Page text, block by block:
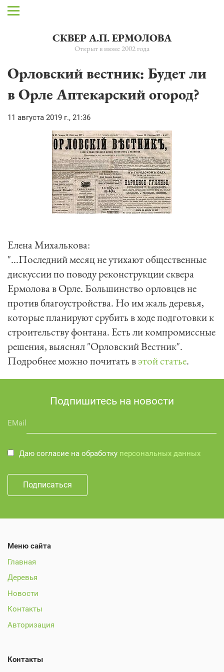
СКВЕР А.П. ЕРМОЛОВА
Открыт в июне 2002 года
Орловский вестник: Будет ли
в Орле Аптекарский огород?
11 августа 2019 г., 21:36
Елена Михалькова:
"...Последний месяц не утихают общественные
дискуссии по поводу реконструкции сквера
Ермолова в Орле. Большинство орловцев не
против благоустройства. Но им жаль деревья,
которые планируют срубить в ходе подготовки к
строительству фонтана. Есть ли компромиссные
решения, выяснял "Орловский Вестник".
Подробнее можно почитать в этой статье.
Подпишитесь на новости
EMail
Даю согласие на обработку персональных данных
Меню сайта
Главная
Деревья
Новости
Контакты
Авторизация
Контакты